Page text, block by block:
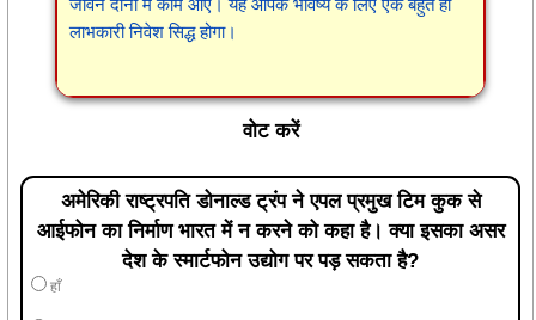
लाभकारी निवेश सिद्ध होगा।
वोट करें
अमेरिकी राष्ट्रपति डोनाल्ड ट्रंप ने एपल प्रमुख टिम कुक से
आईफोन का निर्माण भारत में न करने को कहा है। क्या इसका असर
देश के स्मार्टफोन उद्योग पर पड़ सकता है?
हाँ